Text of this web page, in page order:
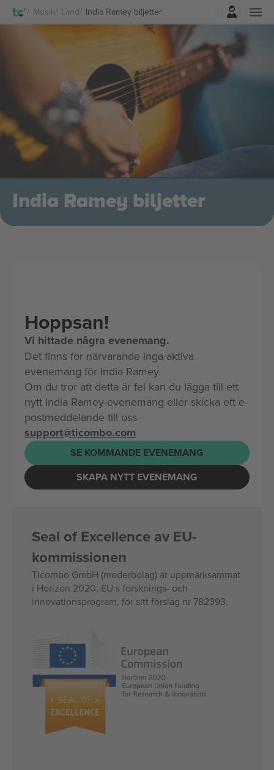
Musik Land India Ramey biljetterLogga in
India Ramey biljetter
Hoppsan!
Vi hittade några evenemang.
Det finns för närvarande inga aktiva
evenemang för India Ramey.
Om du tror att detta är fel kan du lägga till ett
nytt India Ramey-evenemang eller skicka ett e-
postmeddelande till oss
support@ticombo.com
SE KOMMANDE EVENEMANG
SKAPA NYTT EVENEMANG
Seal of Excellence av EU-
kommissionen
Ticombo GmbH (moderbolag) är uppmärksammat
i Horizon 2020, EU:s forsknings- och
innovationsprogram, för sitt förslag nr 782393.